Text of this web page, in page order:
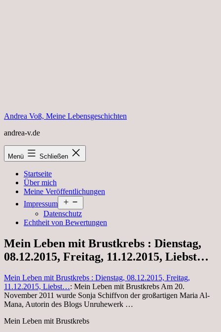
Andrea Voß, Meine Lebensgeschichten
andrea-v.de
Menü Schließen
Startseite
Über mich
Meine Veröffentlichungen
Impressum
öffnen
Datenschutz
Echtheit von Bewertungen
Mein Leben mit Brustkrebs : Dienstag,
08.12.2015, Freitag, 11.12.2015, Liebst…
Mein Leben mit Brustkrebs : Dienstag, 08.12.2015, Freitag,
11.12.2015, Liebst…: Mein Leben mit Brustkrebs Am 20.
November 2011 wurde Sonja Schiffvon der großartigen Maria Al-
Mana, Autorin des Blogs Unruhewerk …
Mein Leben mit Brustkrebs